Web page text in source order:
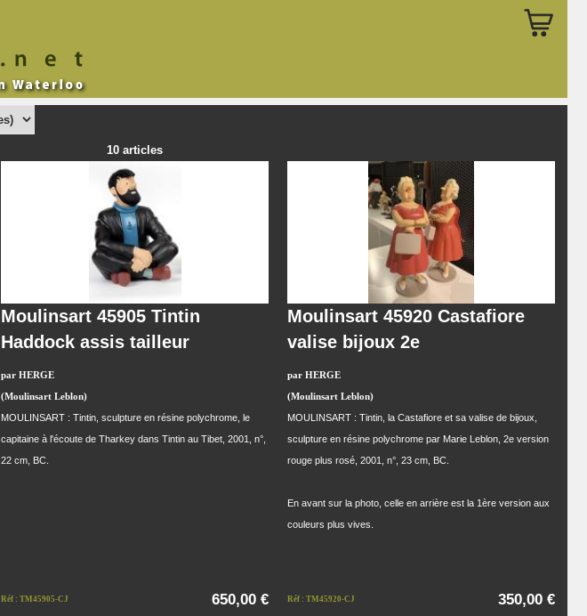
10 articles
Moulinsart 45905 Tintin
Haddock assis tailleur
par HERGE
(Moulinsart Leblon)
MOULINSART : Tintin, sculpture en résine polychrome, le
capitaine à l'écoute de Tharkey dans Tintin au Tibet, 2001, n°,
22 cm, BC.
Réf : TM45905-CJ 650,00 €
Moulinsart 45920 Castafiore
valise bijoux 2e
par HERGE
(Moulinsart Leblon)
MOULINSART : Tintin, la Castafiore et sa valise de bijoux,
sculpture en résine polychrome par Marie Leblon, 2e version
rouge plus rosé, 2001, n°, 23 cm, BC.
En avant sur la photo, celle en arrière est la 1ère version aux
couleurs plus vives.
Réf : TM45920-CJ 350,00 €